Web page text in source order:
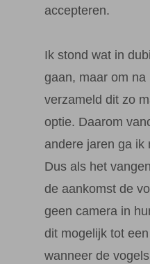
accepteren.
Ik stond wat in
gaan, maar om
verzameld dit zo
optie. Daarom
andere jaren ga ik
Dus als het
de aankomst de
geen camera in
dit mogelijk tot
wanneer de